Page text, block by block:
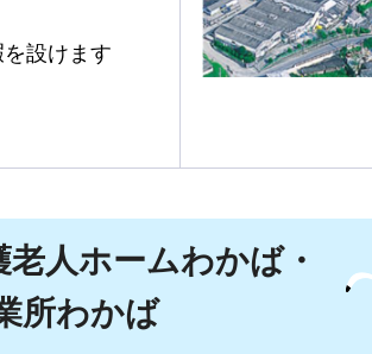
設けます
老人ホームわかば・
所わかば